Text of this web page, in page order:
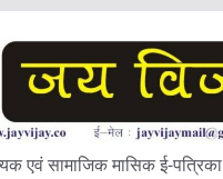
एवं सामाजिक मासिक ई-पत्रिका